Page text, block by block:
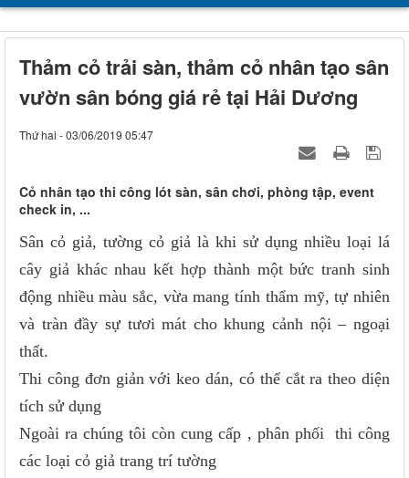
Thảm cỏ trải sàn, thảm cỏ nhân tạo sân
vườn sân bóng giá rẻ tại Hải Dương
Thứ hai - 03/06/2019 05:47
Cỏ nhân tạo thi công lót sàn, sân chơi, phòng tập, event
check in, ...
Sân cỏ giả, tường cỏ giả là khi sử dụng nhiều loại lá
cây giả khác nhau kết hợp thành một bức tranh sinh
động nhiều màu sắc, vừa mang tính thẩm mỹ, tự nhiên
và tràn đầy sự tươi mát cho khung cảnh nội – ngoại
thất.
Thi công đơn giản với keo dán, có thể cắt ra theo diện
tích sử dụng
Ngoài ra chúng tôi còn cung cấp , phân phối thi công
các loại cỏ giả trang trí tường